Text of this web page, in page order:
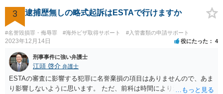
3 逮捕歴無しの略式起訴はESTAで行けますか
#名誉毀損罪・侮辱罪 #海外ビザ取得サポート #入管書類の申請サポート
2023年12月14日 役にたった 4
刑事事件に強い弁護士
江頭 啓介 弁護士
ESTAの審査に影響する犯罪に名誉棄損の項目はありませんので、あま
り影響しないように思います。 ただ、前科は時間により消えません。